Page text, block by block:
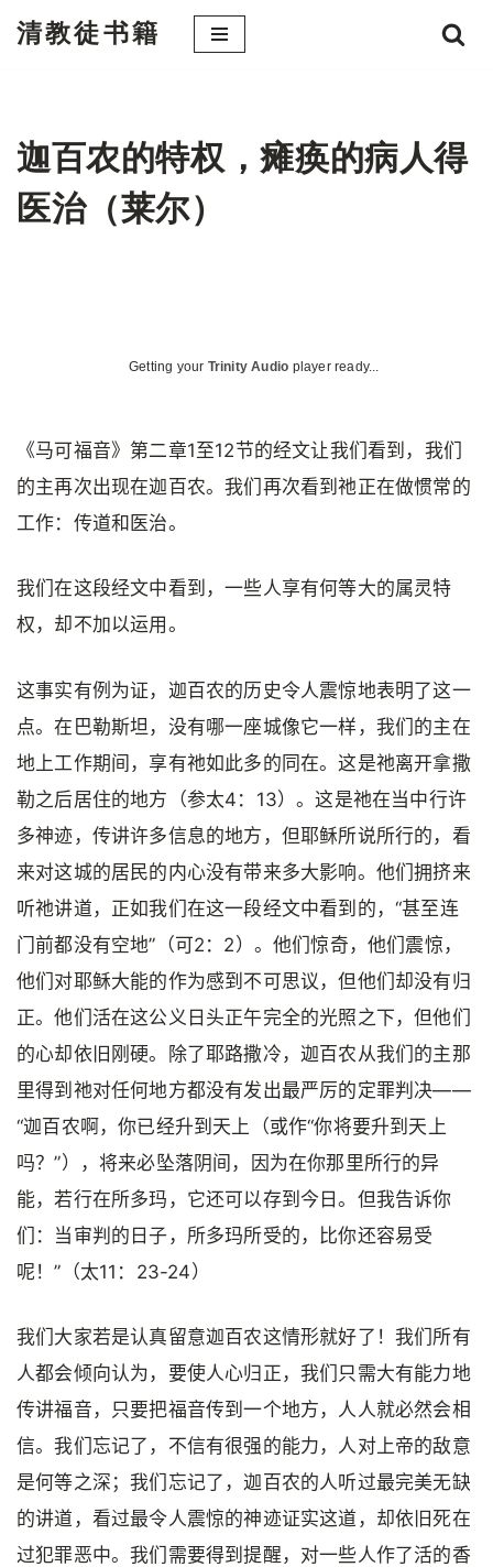
文
清教徒书籍
迦百农的特权，瘫痪的病人得
医治（莱尔）
Getting your Trinity Audio player ready...
《马可福音》第二章1至12节的经文让我们看到，我们
的主再次出现在迦百农。我们再次看到祂正在做惯常的
工作：传道和医治。
我们在这段经文中看到，一些人享有何等大的属灵特
权，却不加以运用。
这事实有例为证，迦百农的历史令人震惊地表明了这一
点。在巴勒斯坦，没有哪一座城像它一样，我们的主在
地上工作期间，享有祂如此多的同在。这是祂离开拿撒
勒之后居住的地方（参太4：13）。这是祂在当中行许
多神迹，传讲许多信息的地方，但耶稣所说所行的，看
来对这城的居民的内心没有带来多大影响。他们拥挤来
听祂讲道，正如我们在这一段经文中看到的，“甚至连
门前都没有空地”（可2：2）。他们惊奇，他们震惊，
他们对耶稣大能的作为感到不可思议，但他们却没有归
正。他们活在这公义日头正午完全的光照之下，但他们
的心却依旧刚硬。除了耶路撒冷，迦百农从我们的主那
里得到祂对任何地方都没有发出最严厉的定罪判决——
“迦百农啊，你已经升到天上（或作“你将要升到天上
吗？”），将来必坠落阴间，因为在你那里所行的异
能，若行在所多玛，它还可以存到今日。但我告诉你
们：当审判的日子，所多玛所受的，比你还容易受
呢！”（太11：23-24）
我们大家若是认真留意迦百农这情形就好了！我们所有
人都会倾向认为，要使人心归正，我们只需大有能力地
传讲福音，只要把福音传到一个地方，人人就必然会相
信。我们忘记了，不信有很强的能力，人对上帝的敌意
是何等之深；我们忘记了，迦百农的人听过最完美无缺
的讲道，看过最令人震惊的神迹证实这道，却依旧死在
过犯罪恶中。我们需要得到提醒，对一些人作了活的香